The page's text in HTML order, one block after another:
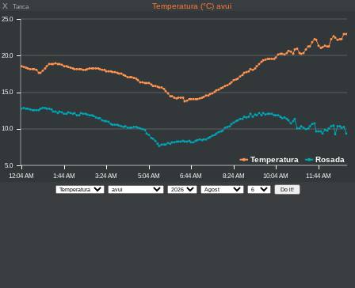
X Tanca Temperatura (°C) avui